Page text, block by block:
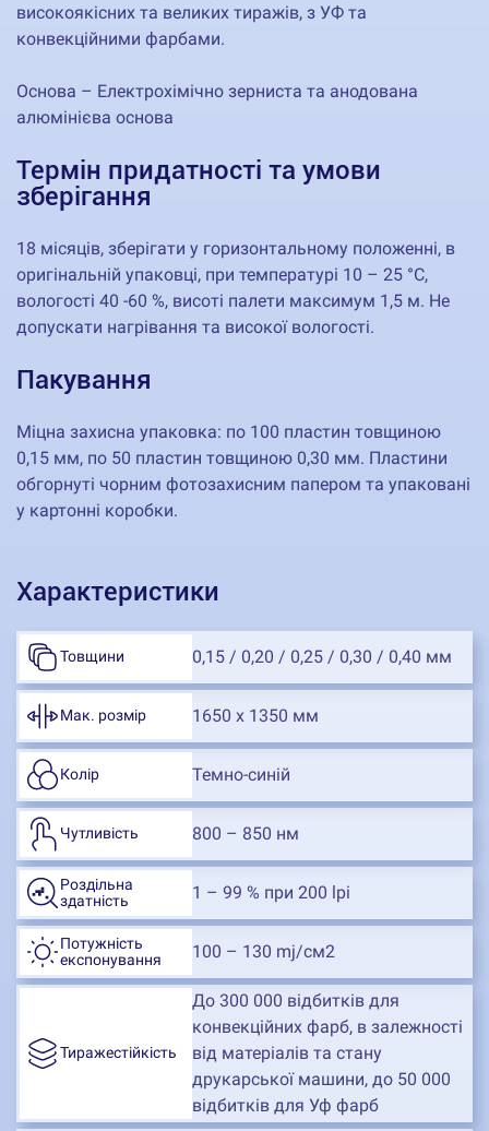
високоякісних та великих тиражів, з УФ та
конвекційними фарбами.
Основа – Електрохімічно зерниста та анодована
алюмінієва основа
Термін придатності та умови
зберігання
18 місяців, зберігати у горизонтальному положенні, в
оригінальній упаковці, при температурі 10 – 25 °С,
вологості 40 -60 %, висоті палети максимум 1,5 м. Не
допускати нагрівання та високої вологості.
Пакування
Міцна захисна упаковка: по 100 пластин товщиною
0,15 мм, по 50 пластин товщиною 0,30 мм. Пластини
обгорнуті чорним фотозахисним папером та упаковані
у картонні коробки.
Характеристики
Товщини 0,15 / 0,20 / 0,25 / 0,30 / 0,40 мм
Мак. розмір 1650 х 1350 мм
Колір Темно-синій
Чутливість 800 – 850 нм
Роздільна
здатність
1 – 99 % при 200 lpi
Потужність
експонування
100 – 130 mj/см2
Тиражестійкість
До 300 000 відбитків для
конвекційних фарб, в залежності
від матеріалів та стану
друкарської машини, до 50 000
відбитків для Уф фарб